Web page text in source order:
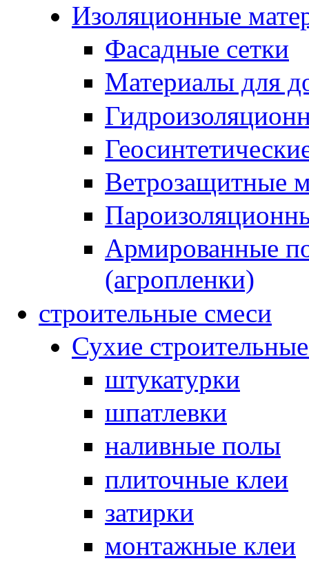
Изоляционные
Фасадные сетки
Материалы для
Ветрозащитные
Армированные
(агропленки)
строительные смеси
Сухие
штукатурки
шпатлевки
наливные полы
плиточные клеи
затирки
монтажные клеи